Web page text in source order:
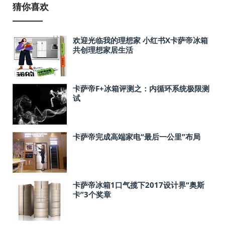
猜你喜欢
欢迎光临我的理想家 小红书X卡萨帝冰箱
共创理想家居生活
卡萨帝F+冰箱评测之：内循环系统极限测
试
卡萨帝完成高端家电“最后一公里”布局
卡萨帝冰箱1口气揽下2017设计界“奥斯
卡”3个奖章